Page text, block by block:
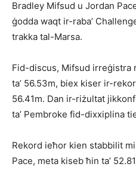
Bradley Mifsud u Jordan
ġodda waqt ir-raba’
trakka tal-Marsa.
Fid-discus, Mifsud irreġistra
ta’ 56.53m, biex kiser ir-
56.41m. Dan ir-riżultat
ta’ Pembroke fid-dixxiplina
Rekord ieħor kien stabbilit
Pace, meta kiseb ħin ta’